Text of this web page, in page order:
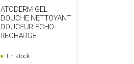
ATODERM GEL
DOUCHE NETTOYANT
DOUCEUR ECHO-
RECHARGE
En stock